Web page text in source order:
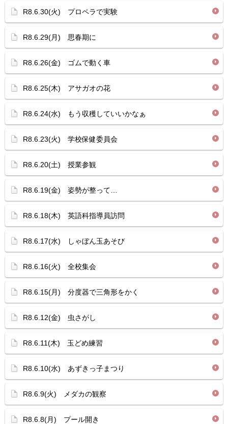
R8.6.30(火) プロペラで実験
R8.6.29(月) 思春期に
R8.6.26(金) ゴムで動く車
R8.6.25(木) アサガオの花
R8.6.24(水) もう収穫していいかなぁ
R8.6.23(火) 学校保健委員会
R8.6.20(土) 授業参観
R8.6.19(金) 姿勢が整って…
R8.6.18(木) 英語科指導員訪問
R8.6.17(水) しゃぼん玉あそび
R8.6.16(火) 全校集会
R8.6.15(月) 分度器で三角形をかく
R8.6.12(金) 虫さがし
R8.6.11(木) 玉どめ練習
R8.6.10(水) あずきっ子まつり
R8.6.9(火) メダカの観察
R8.6.8(月) プール開き